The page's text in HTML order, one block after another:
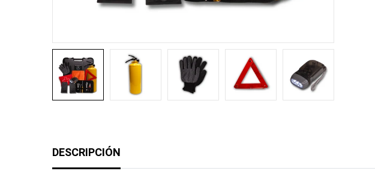
DESCRIPCIÓN